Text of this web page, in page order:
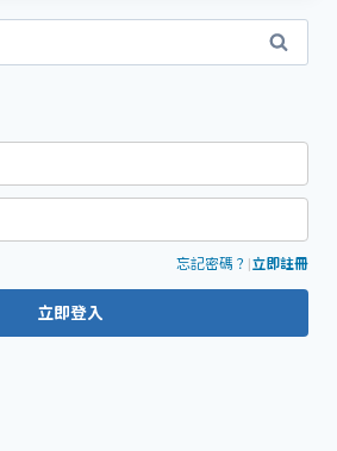
忘記密碼？ |立即註冊
立即登入